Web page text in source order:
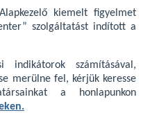
kiemelt figyelmet
szolgáltatást indított a
indikátorok számításával,
merülne fel, kérjük keresse
a honlapunkon